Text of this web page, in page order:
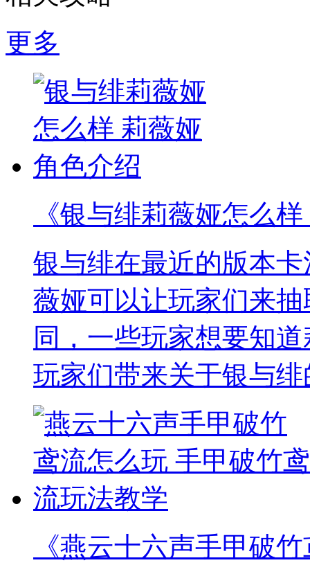
更多
《银与绯莉薇娅怎么
银与绯在最近的版本
薇娅可以让玩家们来
同，一些玩家想要知
玩家们带来关于银与
《燕云十六声手甲破